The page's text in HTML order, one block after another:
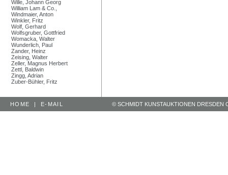
Wille, Johann Georg
William Lam & Co.,
Windmaier, Anton
Winkler, Fritz
Wolf, Gerhard
Wolfsgruber, Gottfried
Womacka, Walter
Wunderlich, Paul
Zander, Heinz
Zeising, Walter
Zeller, Magnus Herbert
Zettl, Baldwin
Zingg, Adrian
Zuber-Bühler, Fritz
HOME | E-MAIL © SCHMIDT KUNSTAUKTIONEN DRESDEN